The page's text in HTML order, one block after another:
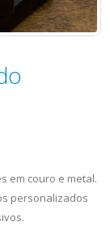
em couro e metal.
personalizados